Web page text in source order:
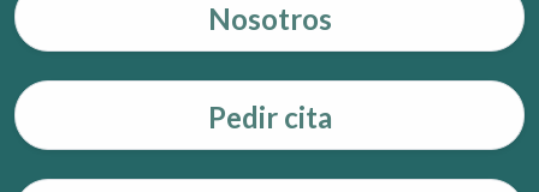
Nosotros
Pedir cita